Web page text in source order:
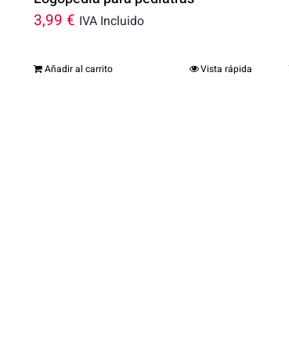
3,99 € IVA Incluido
Añadir al carrito Vista rápida